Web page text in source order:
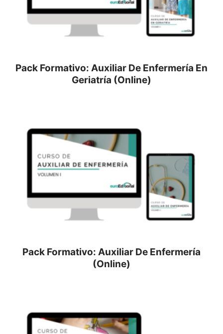
Pack Formativo: Auxiliar De Enfermería En
Geriatría (Online)
Pack Formativo: Auxiliar De Enfermería
(Online)